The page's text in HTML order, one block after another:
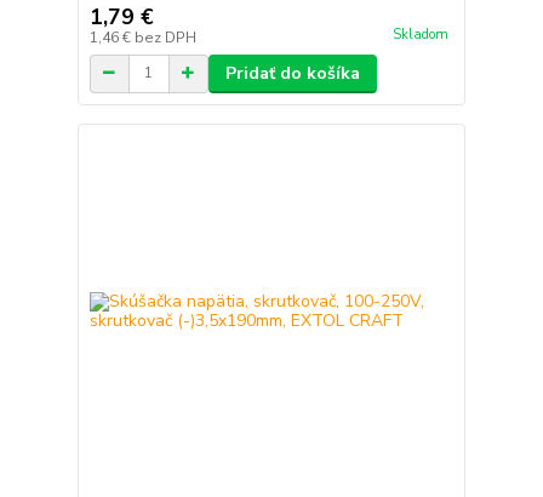
1,79 €
1,46 € bez DPH Skladom
Pridať do košíka